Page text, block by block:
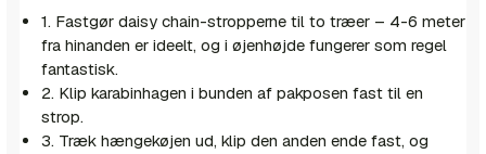
1. Fastgør daisy chain-stropperne til to træer – 4-6 meter
fra hinanden er ideelt, og i øjenhøjde fungerer som regel
fantastisk.
2. Klip karabinhagen i bunden af pakposen fast til en
strop.
3. Træk hængekøjen ud, klip den anden ende fast, og